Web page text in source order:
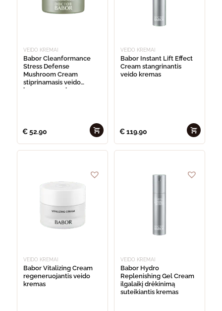
VEIDO KREMAI
Babor Cleanformance
Stress Defense
Mushroom Cream
stiprinamasis veido
kremas su grybų
€52.90
VEIDO KREMAI
Babor Instant Lift Effect
Cream stangrinantis
veido kremas
€119.90
VEIDO KREMAI
Babor Vitalizing Cream
regeneruojantis veido
kremas
VEIDO KREMAI
Babor Hydro
Replenishing Gel Cream
ilgalaikį drėkinimą
suteikiantis kremas